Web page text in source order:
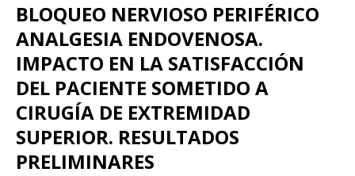
BLOQUEO NERVIOSO PERIFÉRICO
ANALGESIA ENDOVENOSA.
IMPACTO EN LA SATISFACCIÓN
DEL PACIENTE SOMETIDO A
CIRUGÍA DE EXTREMIDAD
SUPERIOR. RESULTADOS
PRELIMINARES